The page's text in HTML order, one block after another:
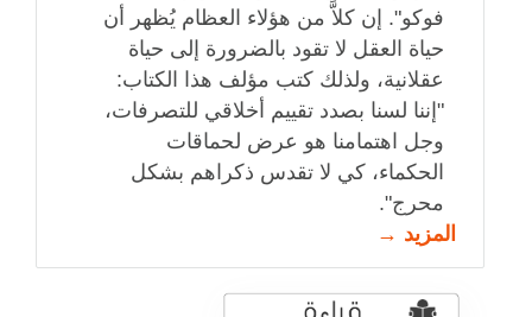
فوكو". إن كلاًّ من هؤلاء العظام يُظهر أن
حياة العقل لا تقود بالضرورة إلى حياة
عقلانية، ولذلك كتب مؤلف هذا الكتاب:
"إننا لسنا بصدد تقييم أخلاقي للتصرفات،
وجل اهتمامنا هو عرض لحماقات
الحكماء، كي لا تقدس ذكراهم بشكل
محرج".
المزيد →